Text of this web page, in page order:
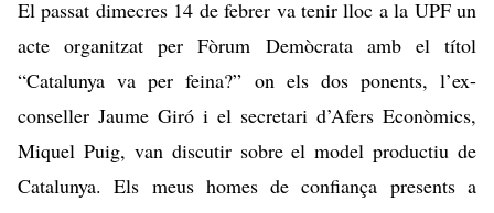
El passat dimecres 14 de febrer va tenir lloc a la UPF un
acte organitzat per Fòrum Demòcrata amb el títol
“Catalunya va per feina?” on els dos ponents, l’ex-
conseller Jaume Giró i el secretari d’Afers Econòmics,
Miquel Puig, van discutir sobre el model productiu de
Catalunya. Els meus homes de confiança presents a